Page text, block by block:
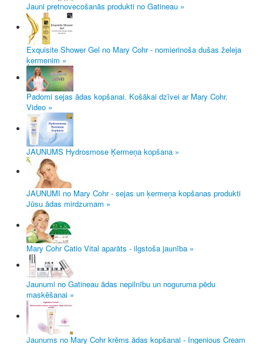
Jauni pretnovecošanās produkti no Gatineau »
Exquisite Shower Gel no Mary Cohr - nomierinoša dušas želeja
ķermenim »
Padomi sejas ādas kopšanai. Košākai dzīvei ar Mary Cohr.
Video »
JAUNUMS Hydrosmose Ķermeņa kopšana »
JAUNUMI no Mary Cohr - sejas un ķermeņa kopšanas produkti
Jūsu ādas mirdzumam »
Mary Cohr Catio Vital aparāts - ilgstoša jaunība »
Jaunumi no Gatineau ādas nepilnību un noguruma pēdu
maskēšanai »
Jaunums no Mary Cohr krēms ādas kopšanai - Ingenious Cream